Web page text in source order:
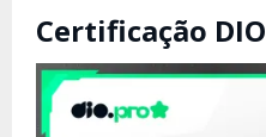
Certificação DIO